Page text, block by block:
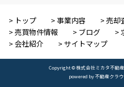
トップ 事業内容
売却
売買物件情報
ブログ
会社紹介
サイトマップ
Copyright © 株式会社ミカタ不動
powered by 不動産クラ